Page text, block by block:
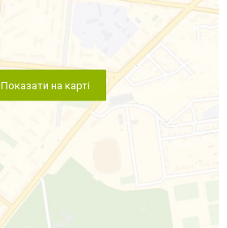
Показати на карті